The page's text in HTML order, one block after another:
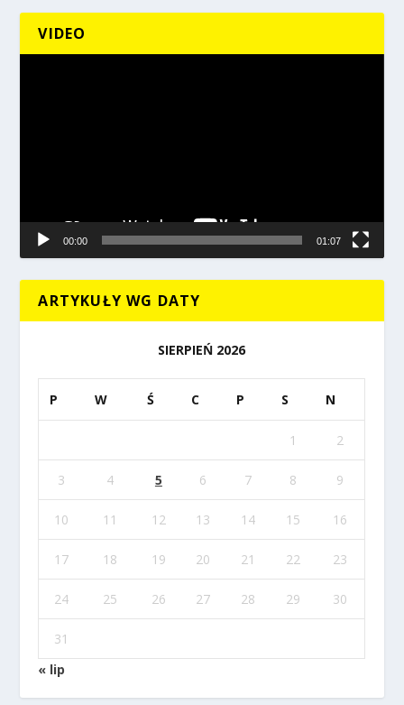
VIDEO
00:00 01:07
ARTYKUŁY WG DATY
SIERPIEŃ 2026
P W Ś C P S N
1 2
3 4 5 6 7 8 9
10 11 12 13 14 15 16
17 18 19 20 21 22 23
24 25 26 27 28 29 30
31
« lip